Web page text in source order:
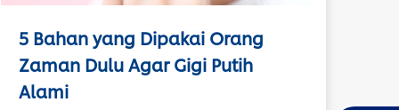
5 Bahan yang Dipakai Orang
Zaman Dulu Agar Gigi Putih
Alami